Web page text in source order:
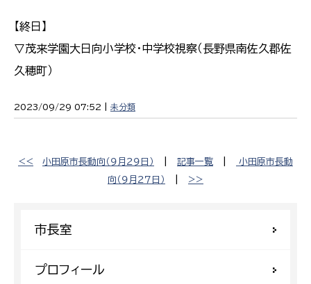
【終日】
▽茂来学園大日向小学校・中学校視察（長野県南佐久郡佐
久穂町）
2023/09/29 07:52 | 未分類
<< ​小田原市長動向（９月２９日） 記事一覧
​小田原市長動
向（９月２７日）
>>
市長室
プロフィール